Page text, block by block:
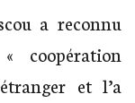
a reconnu
coopération
et l’a